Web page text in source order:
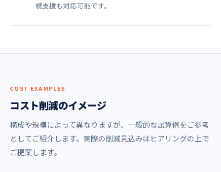
続支援も対応可能です。
COST EXAMPLES
コスト削減のイメージ
構成や規模によって異なりますが、一般的な試算例をご参考
としてご紹介します。実際の削減見込みはヒアリングの上で
ご提案します。